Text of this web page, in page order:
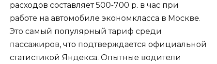
расходов составляет 500-700 р. в час при
работе на автомобиле экономкласса в Москве.
Это самый популярный тариф среди
пассажиров, что подтверждается официальной
статистикой Яндекса. Опытные водители